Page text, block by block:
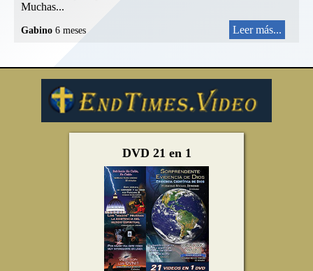
Muchas...
Gabino 6 meses Leer más...
DVD 21 en 1